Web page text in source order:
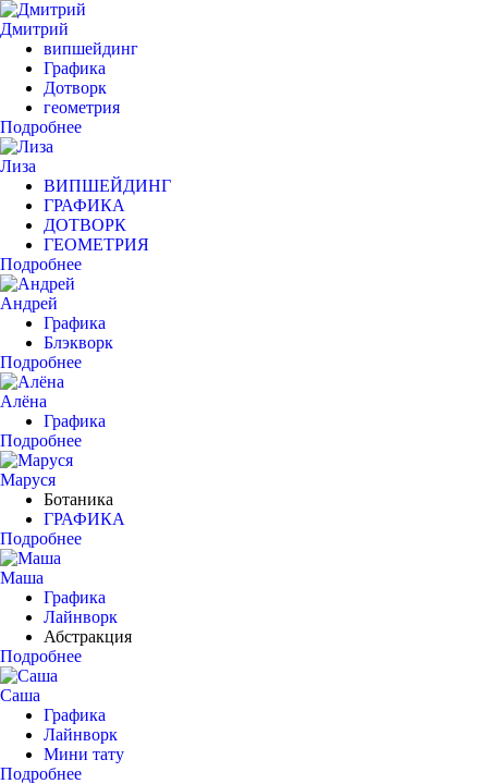
Дмитрий
випшейдинг
Графика
Дотворк
геометрия
Подробнее
Лиза
ВИПШЕЙДИНГ
ГРАФИКА
ДОТВОРК
ГЕОМЕТРИЯ
Подробнее
Андрей
Графика
Блэкворк
Подробнее
Алёна
Графика
Подробнее
Маруся
Ботаника
ГРАФИКА
Подробнее
Маша
Графика
Лайнворк
Абстракция
Подробнее
Саша
Графика
Лайнворк
Мини тату
Подробнее